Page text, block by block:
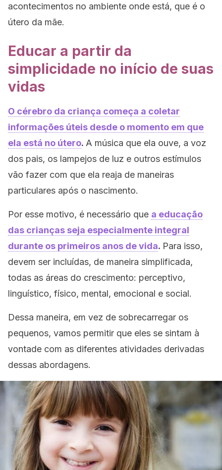
acontecimentos no ambiente onde está, que é o
útero da mãe.
Educar a partir da
simplicidade no início de suas
vidas
O cérebro da criança começa a coletar
informações úteis desde o momento em que
ela está no útero. A música que ela ouve, a voz
dos pais, os lampejos de luz e outros estímulos
vão fazer com que ela reaja de maneiras
particulares após o nascimento.
Por esse motivo, é necessário que a educação
das crianças seja especialmente integral
durante os primeiros anos de vida. Para isso,
devem ser incluídas, de maneira simplificada,
todas as áreas do crescimento: perceptivo,
linguístico, físico, mental, emocional e social.
Dessa maneira, em vez de sobrecarregar os
pequenos, vamos permitir que eles se sintam à
vontade com as diferentes atividades derivadas
dessas abordagens.